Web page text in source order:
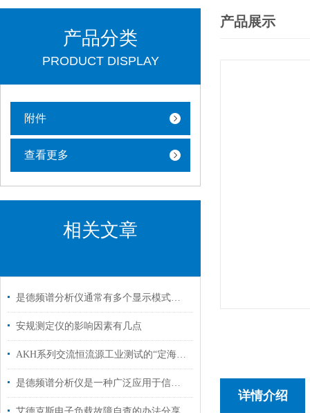
产品分类
PRODUCT DISPLAY
附件
查看更多
相关文章
是德频谱分析仪通常有多个显示模式，包括对数型和线性型
安规测定仪的影响因素有几点
AKH系列交流恒流源工业测试的“定海神针”
是德频谱分析仪是一种广泛应用于信号处理和通信领域的仪器
产品展示
详情介绍